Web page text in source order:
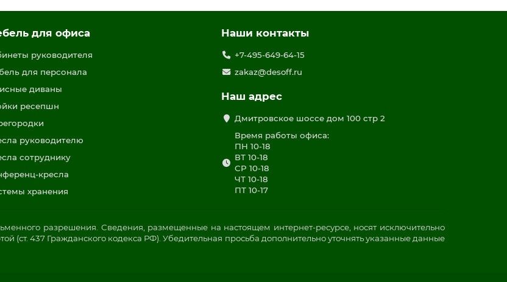
для офиса
руководителя
для персонала
диваны
ресепшн
руководителю
сотруднику
кресла
хранения
Наши контакты
+7-495-649-64-15
zakaz@desoff.ru
Наш адрес
Дмитровское шоссе дом 100 стр 2
Время работы офиса:
ПН 10-18
ВТ 10-18
СР 10-18
ЧТ 10-18
ПТ 10-17
разрешения. Сведения, размещенные на настоящем интернет-ресурсе, носят исключительно
(ст. 437 Гражданского кодекса РФ). Убедительная просьба дополнительно уточнять указанные данные